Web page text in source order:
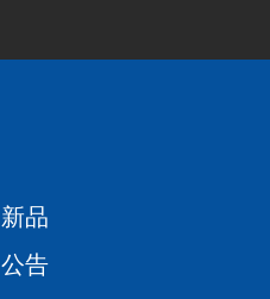
新品
公告